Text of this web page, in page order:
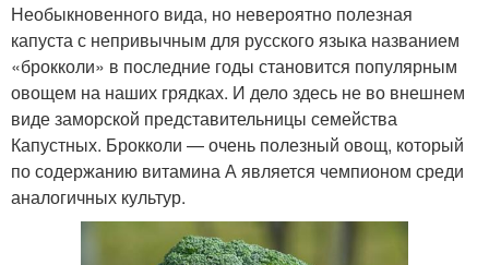
Необыкновенного вида, но невероятно полезная
капуста с непривычным для русского языка названием
«брокколи» в последние годы становится популярным
овощем на наших грядках. И дело здесь не во внешнем
виде заморской представительницы семейства
Капустных. Брокколи — очень полезный овощ, который
по содержанию витамина А является чемпионом среди
аналогичных культур.